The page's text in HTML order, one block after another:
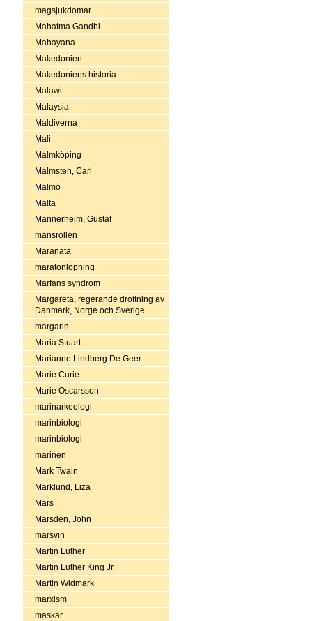
magsjukdomar
Mahatma Gandhi
Mahayana
Makedonien
Makedoniens historia
Malawi
Malaysia
Maldiverna
Mali
Malmköping
Malmsten, Carl
Malmö
Malta
Mannerheim, Gustaf
mansrollen
Maranata
maratonlöpning
Marfans syndrom
Margareta, regerande drottning av
Danmark, Norge och Sverige
margarin
Maria Stuart
Marianne Lindberg De Geer
Marie Curie
Marie Oscarsson
marinarkeologi
marinbiologi
marinbiologi
marinen
Mark Twain
Marklund, Liza
Mars
Marsden, John
marsvin
Martin Luther
Martin Luther King Jr.
Martin Widmark
marxism
maskar